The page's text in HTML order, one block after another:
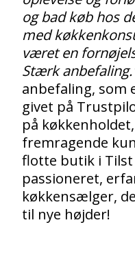
og bad køb hos
med
været en
Stærk
anbefaling, som
givet på
på
fremragende
flotte butik i Tilst
passioneret,
køkkensælger,
til nye højder!